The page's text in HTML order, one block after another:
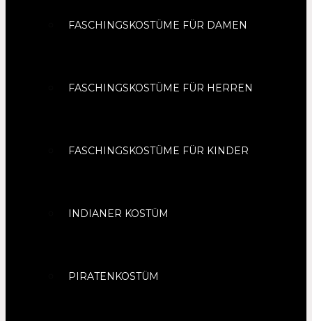
FASCHINGSKOSTÜME FÜR DAMEN
FASCHINGSKOSTÜME FÜR HERREN
FASCHINGSKOSTÜME FÜR KINDER
INDIANER KOSTÜM
PIRATENKOSTÜM